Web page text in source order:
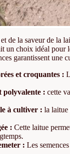
de la saveur de la
un choix idéal pour
garantissent
et croquantes :
polyvalente : cette
à cultiver : la laitue
: Cette laitue
: Les